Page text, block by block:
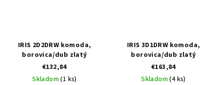
IRIS 2D2DRW komoda,
borovica/dub zlatý
€132,84
Skladom(1 ks)
IRIS 3D1DRW komoda,
borovica/dub zlatý
€163,84
Skladom(4 ks)